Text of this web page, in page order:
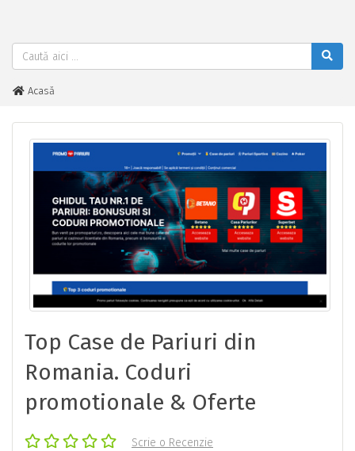
Acasă
Top Case de Pariuri din
Romania. Coduri
promotionale & Oferte
Scrie o Recenzie